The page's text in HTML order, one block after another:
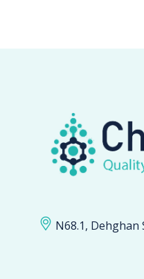
N68.1,